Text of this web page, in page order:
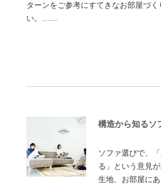
ターンをご参考にすてきなお部屋づく
い。……
構造から知るソ
ソファ選びで、
る」という意見
生地、お部屋に